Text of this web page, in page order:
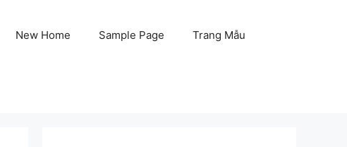
New Home Sample Page Trang Mẫu